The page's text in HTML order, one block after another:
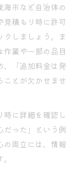
市など自治体の
積もり時に許可
しましょう。ま
業や一部の品目
、「追加料金は発
とが欠かせませ
に詳細を確認し
だった」という例
の両立には、情報